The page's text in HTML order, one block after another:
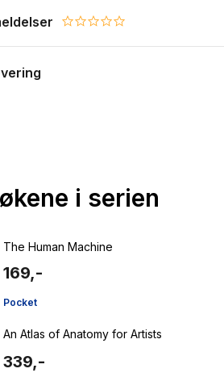
0.0 star rating
i serien
The Human Machine
169,-
Pocket
An Atlas of Anatomy for Artists
339,-